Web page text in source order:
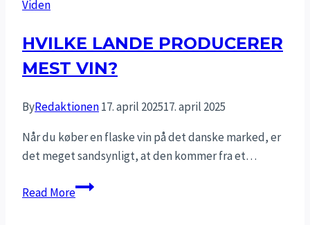
Viden
HVILKE LANDE PRODUCERER
MEST VIN?
ByRedaktionen17. april 202517. april 2025
Når du køber en flaske vin på det danske marked, er
det meget sandsynligt, at den kommer fra et…
Read MoreHvilke